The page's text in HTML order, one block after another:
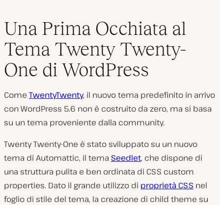
Una Prima Occhiata al
Tema Twenty Twenty-
One di WordPress
Come TwentyTwenty, il nuovo tema predefinito in arrivo
con WordPress 5.6 non è costruito da zero, ma si basa
su un tema proveniente dalla community.
Twenty Twenty-One è stato sviluppato su un nuovo
tema di Automattic, il tema Seedlet, che dispone di
una struttura pulita e ben ordinata di CSS custom
properties. Dato il grande utilizzo di proprietà CSS nel
foglio di stile del tema, la creazione di child theme su